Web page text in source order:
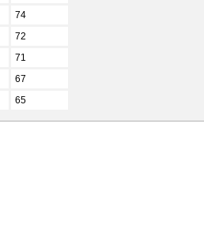
74
72
71
67
65